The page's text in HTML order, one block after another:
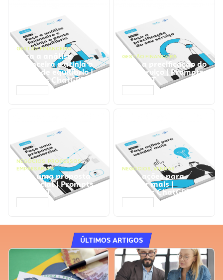
GESTÃO FINANCEIRA
Faça a análise
financeira e atinja o
ponto de equilíbrio |
Prompts ChatGPT
GESTÃO FINANCEIRA
Faça a precificação do
seu serviço | Prompts
ChatGPT
NEGÓCIOS, PROCESSOS
EMPRESARIAIS
Faça uma proposta
comercial | Prompts
ChatGPT
NEGÓCIOS, VENDAS
Faça ações para
vender mais |
Prompts ChatGPT
ÚLTIMOS ARTIGOS